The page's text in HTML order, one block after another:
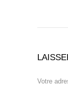
Votre